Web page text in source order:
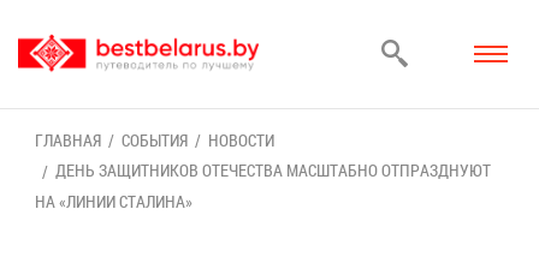
ГЛАВ­НАЯ СО­БЫ­ТИЯ
НО­ВО­СТИ
ДЕНЬ ЗА­ЩИТ­НИ­КОВ ОТЕ­ЧЕ­СТВА МАС­ШТАБ­НО ОТ­ПРАЗД­НУ­ЮТ
НА «ЛИ­НИИ СТА­ЛИ­НА»